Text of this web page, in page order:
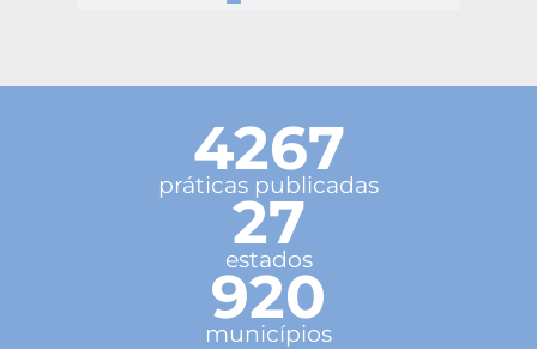
4267
práticas publicadas
27
estados
920
municípios